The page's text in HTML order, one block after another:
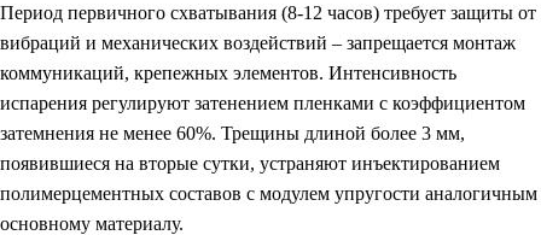
Период первичного схватывания (8-12 часов) требует защиты от
вибраций и механических воздействий – запрещается монтаж
коммуникаций, крепежных элементов. Интенсивность
испарения регулируют затенением пленками с коэффициентом
затемнения не менее 60%. Трещины длиной более 3 мм,
появившиеся на вторые сутки, устраняют инъектированием
полимерцементных составов с модулем упругости аналогичным
основному материалу.